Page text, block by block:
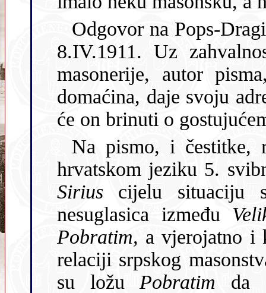
Odgovor na Pops-
8.IV.1911. Uz
masonerije, autor pisma, bez potpisa, preporuča sebe kao
domaćina, daje svoju adresu
će on brinuti o
Na pismo, i čestitke,
hrvatskom jeziku 5.
Sirius
nesuglasica između
Pobratim, a vjerojatno i kao doprinos
relaciji srpskog
su ložu Pobratim da